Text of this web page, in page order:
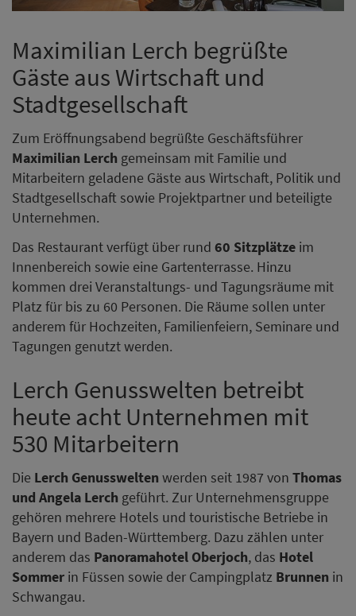
Maximilian Lerch begrüßte
Gäste aus Wirtschaft und
Stadtgesellschaft
Zum Eröffnungsabend begrüßte Geschäftsführer
Maximilian Lerch gemeinsam mit Familie und
Mitarbeitern geladene Gäste aus Wirtschaft, Politik und
Stadtgesellschaft sowie Projektpartner und beteiligte
Unternehmen.
Das Restaurant verfügt über rund 60 Sitzplätze im
Innenbereich sowie eine Gartenterrasse. Hinzu
kommen drei Veranstaltungs- und Tagungsräume mit
Platz für bis zu 60 Personen. Die Räume sollen unter
anderem für Hochzeiten, Familienfeiern, Seminare und
Tagungen genutzt werden.
Lerch Genusswelten betreibt
heute acht Unternehmen mit
530 Mitarbeitern
Die Lerch Genusswelten werden seit 1987 von Thomas
und Angela Lerch geführt. Zur Unternehmensgruppe
gehören mehrere Hotels und touristische Betriebe in
Bayern und Baden-Württemberg. Dazu zählen unter
anderem das Panoramahotel Oberjoch, das Hotel
Sommer in Füssen sowie der Campingplatz Brunnen in
Schwangau.